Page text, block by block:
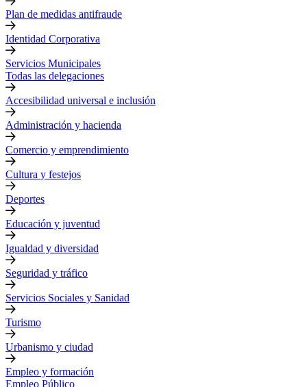
Plan de medidas antifraude
Identidad Corporativa
Servicios Municipales
Todas las delegaciones
Accesibilidad universal e inclusión
Administración y hacienda
Comercio y emprendimiento
Cultura y festejos
Deportes
Educación y juventud
Igualdad y diversidad
Seguridad y tráfico
Servicios Sociales y Sanidad
Turismo
Urbanismo y ciudad
Empleo y formación
Empleo Público